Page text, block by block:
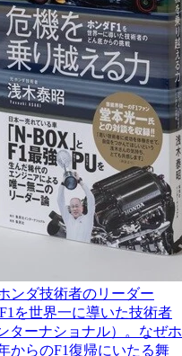
ンダ技術者のリーダー
を世界一に導いた技術者
ターナショナル）。なぜホ
からのF1復帰にいたる舞